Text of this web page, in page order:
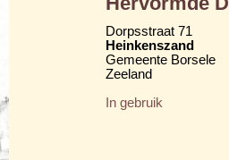
Dorpsstraat 71
Heinkenszand
Gemeente Borsele
Zeeland
In gebruik